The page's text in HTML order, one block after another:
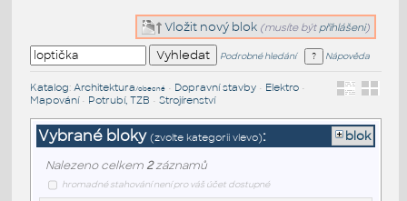
Vložit nový blok (musíte být přihlášeni)
Podrobné hledání Nápověda
Katalog: Architektura/obecné• Dopravní stavby• Elektro•
Mapování• Potrubí, TZB • Strojírenství
Vybrané bloky (zvolte kategorii vlevo): blok
Nalezeno celkem 2záznamů
hromadné stahování není pro váš účet dostupné